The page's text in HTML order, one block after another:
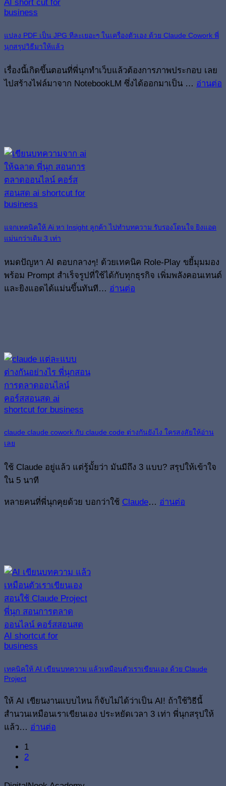
แปลง PDF เป็น JPG ทีละเยอะๆ ในเครื่องตัวเอง ด้วย Claude Cowork พี่
นุกสรุปวิธีมาให้แล้ว
เรื่องนี้เกิดขึ้นตอนที่พี่นุกทำเว็บแล้วต้องการภาพประกอบ เลย
ไปสร้างไฟล์มาจาก NotebookLM ซึ่งได้ออกมาเป็น … อ่านต่อ
แจกเทคนิคให้ Ai หา Insight ลูกค้า ไปทำบทความ รับรองโดนใจ ยิงแอด
แม่นกว่าเดิม 3 เท่า
หมดปัญหา AI ตอบกลางๆ! ด้วยเทคนิค Role-Play ขยี้มุมมอง
พร้อม Prompt สำเร็จรูปที่ใช้ได้กับทุกธุรกิจ เพิ่มพลังคอนเทนต์
และยิงแอดได้แม่นขึ้นทันที… อ่านต่อ
claude claude cowork กับ claude code ต่างกันยังไง ใครสงสัยให้อ่าน
เลย
ใช้ Claude อยู่แล้ว แต่รู้มั้ยว่า มันมีถึง 3 แบบ? สรุปให้เข้าใจ
ใน 5 นาที
หลายคนที่พี่นุกคุยด้วย บอกว่าใช้ Claude… อ่านต่อ
เทคนิคให้ AI เขียนบทความ แล้วเหมือนตัวเราเขียนเอง ด้วย Claude
Project
ให้ AI เขียนงานแบบไหน ก็จับไม่ได้ว่าเป็น AI! ถ้าใช้วิธีนี้
สำนวนเหมือนเราเขียนเอง ประหยัดเวลา 3 เท่า พี่นุกสรุปให้
แล้ว… อ่านต่อ
1
2